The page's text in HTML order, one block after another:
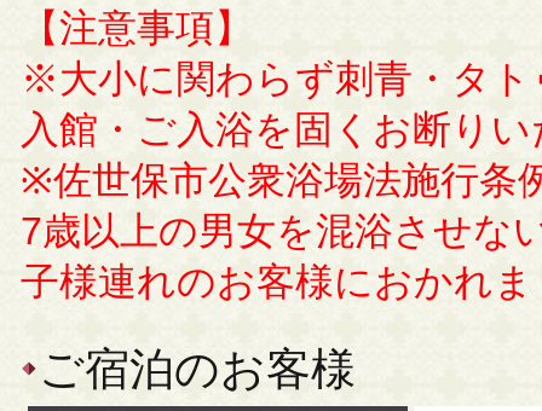
【注意事項】
※大小に関わらず刺青・タ
入館・ご入浴を固くお断り
※佐世保市公衆浴場法施行条
7歳以上の男女を混浴させな
子様連れのお客様におかれ
ご宿泊のお客様